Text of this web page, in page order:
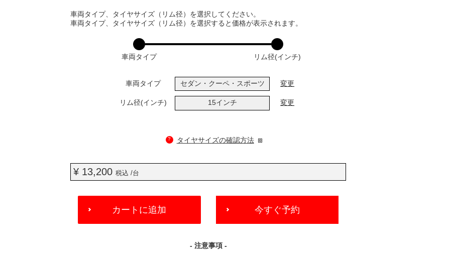
VARIATIONS
車両タイプ、タイヤサイズ（リム径）を選択してください。
車両タイプ、タイヤサイズ（リム径）を選択すると価格が表示されます。
車両タイプ リム径(インチ)
車両タイプ セダン・クーペ・スポーツ 変更
リム径(インチ) 15インチ 変更
? タイヤサイズの確認方法
¥ 13,200税込 /台
ADD
CART
カートに追加 今すぐ予約
- 注意事項 -